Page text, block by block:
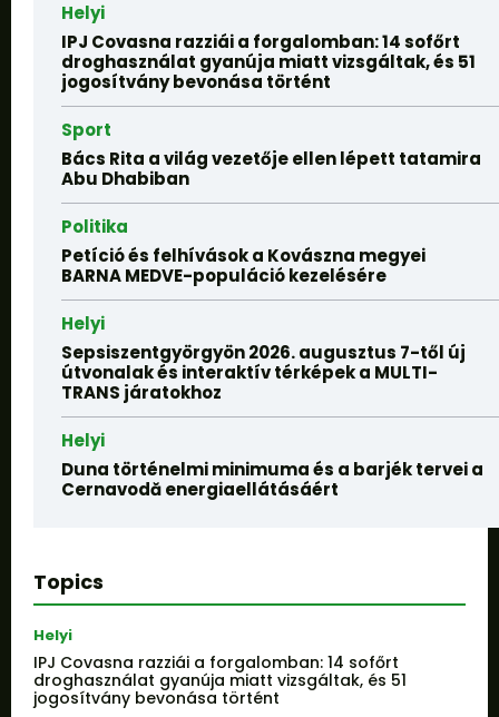
Helyi
IPJ Covasna razziái a forgalomban: 14 sofőrt
droghasználat gyanúja miatt vizsgáltak, és 51
jogosítvány bevonása történt
Sport
Bács Rita a világ vezetője ellen lépett tatamira
Abu Dhabiban
Politika
Petíció és felhívások a Kovászna megyei
BARNA MEDVE-populáció kezelésére
Helyi
Sepsiszentgyörgyön 2026. augusztus 7-től új
útvonalak és interaktív térképek a MULTI-
TRANS járatokhoz
Helyi
Duna történelmi minimuma és a barjék tervei a
Cernavodă energiaellátásáért
Topics
Helyi
IPJ Covasna razziái a forgalomban: 14 sofőrt
droghasználat gyanúja miatt vizsgáltak, és 51
jogosítvány bevonása történt